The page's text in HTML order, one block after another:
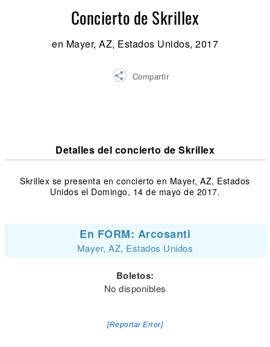
Concierto de Skrillex
en Mayer, AZ, Estados Unidos, 2017
Compartir
Detalles del concierto de Skrillex
Skrillex se presenta en concierto en Mayer, AZ, Estados
Unidos el Domingo, 14 de mayo de 2017.
En FORM: Arcosanti
Mayer, AZ, Estados Unidos
Boletos:
No disponibles
[Reportar Error]